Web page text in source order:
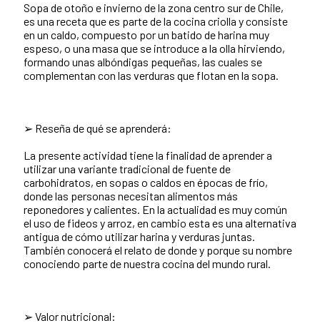
Sopa de otoño e invierno de la zona centro sur de Chile,
es una receta que es parte de la cocina criolla y consiste
en un caldo, compuesto por un batido de harina muy
espeso, o una masa que se introduce a la olla hirviendo,
formando unas albóndigas pequeñas, las cuales se
complementan con las verduras que flotan en la sopa.
➢ Reseña de qué se aprenderá:
La presente actividad tiene la finalidad de aprender a
utilizar una variante tradicional de fuente de
carbohidratos, en sopas o caldos en épocas de frío,
donde las personas necesitan alimentos más
reponedores y calientes. En la actualidad es muy común
el uso de fideos y arroz, en cambio esta es una alternativa
antigua de cómo utilizar harina y verduras juntas.
También conocerá el relato de donde y porque su nombre
conociendo parte de nuestra cocina del mundo rural.
➢ Valor nutricional: